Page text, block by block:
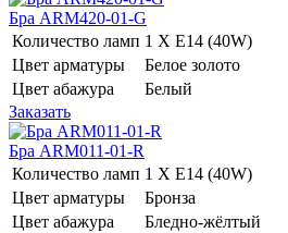
Бра ARM420-01-G
Количество ламп 1 Х E14 (40W)
Цвет арматуры
Белое золото
Цвет абажура
Белый
Заказать
Бра ARM011-01-R
Количество ламп 1 Х E14 (40W)
Цвет арматуры
Бронза
Цвет абажура
Бледно-жёлтый